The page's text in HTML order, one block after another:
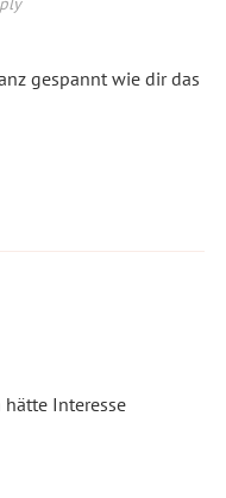
gespannt wie dir das
Interesse